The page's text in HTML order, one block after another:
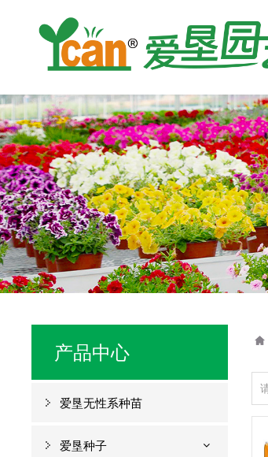
产品中心
爱垦无性系种苗
爱垦种子